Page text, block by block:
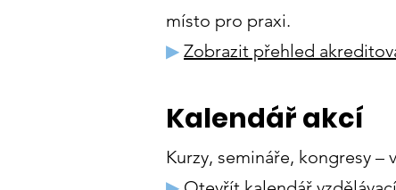
místo pro praxi.
▶ Zobrazit přehled
Kalendář akcí
Kurzy, semináře, kongresy